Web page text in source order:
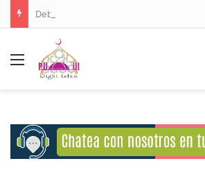
Deberes del Ser Humano Hacia Allah
Menú